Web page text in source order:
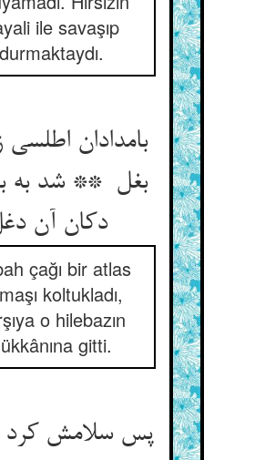
ile savaşıp
durmaktaydı.
بامدادان اطلسی
بغل ** شد به
دکان آن دغل
çağı bir atlas
koltukladı,
o hilebazın
gitti.
پس سلامش کرد